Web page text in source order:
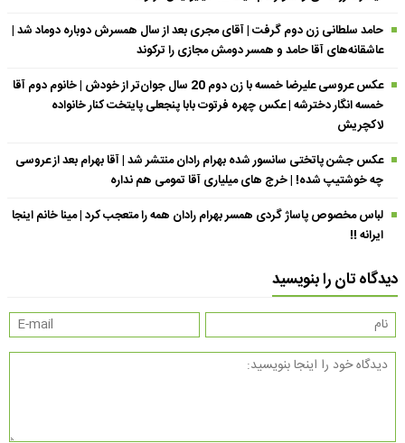
حامد سلطانی زن دوم گرفت | آقای مجری بعد از سال همسرش دوباره دوماد شد |
عاشقانه‌های آقا حامد و همسر دومش مجازی را ترکوند
عکس عروسی علیرضا خمسه با زن دوم 20 سال جوان‌تر از خودش | خانوم دوم آقا
خمسه انگار دخترشه | عکس چهره فرتوت بابا پنجعلی پایتخت کنار خانواده
لاکچریش
عکس جشن پاتختی سانسور شده بهرام رادان منتشر شد | آقا بهرام بعد از عروسی
چه خوشتیپ شده! | خرج های میلیاری آقا تمومی هم نداره
لباس مخصوص پاساژ گردی همسر بهرام رادان همه را متعجب کرد | مینا خانم اینجا
ایرانه !!
دیدگاه تان را بنویسید